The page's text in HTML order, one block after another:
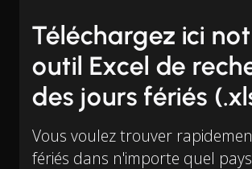
Téléchargez ici
outil Excel de
des jours fériés
Vous voulez trouver
fériés dans n'importe quel